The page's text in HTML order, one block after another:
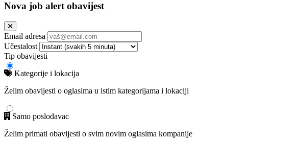
Nova job alert obavijest
Email adresa
Učestalost
Tip obavijesti
Kategorije i lokacija
Želim obavijesti o oglasima u istim kategorijama i lokaciji
Samo poslodavac
Želim primati obavijesti o svim novim oglasima kompanije